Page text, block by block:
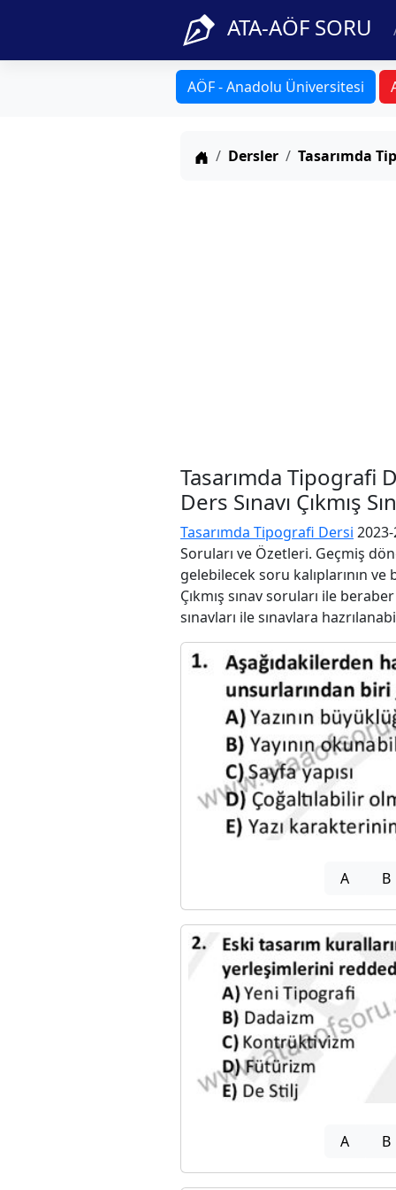
ATA-AÖF SORU
AÖF - Anadolu Üniversitesi
Anasayfa
Dersler Tasarımda
Tasarımda Tipografi
Ders Sınavı Çıkmış
Tasarımda Tipografi Dersi 2023-
Soruları ve Özetleri. Geçmiş
gelebilecek soru kalıplarının
Çıkmış sınav soruları ile
sınavları ile sınavlara
A B
A B